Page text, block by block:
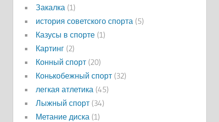
Закалка (1)
история советского спорта (5)
Казусы в спорте(1)
Картинг(2)
Конный спорт(20)
Конькобежный спорт(32)
легкая атлетика (45)
Лыжный спорт(34)
Метание диска (1)